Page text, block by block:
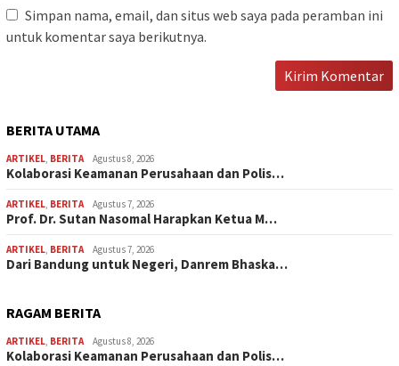
Simpan nama, email, dan situs web saya pada peramban ini
untuk komentar saya berikutnya.
BERITA UTAMA
ARTIKEL, BERITA Agustus 8, 2026
Kolaborasi Keamanan Perusahaan dan Polis…
ARTIKEL, BERITA Agustus 7, 2026
Prof. Dr. Sutan Nasomal Harapkan Ketua M…
ARTIKEL, BERITA Agustus 7, 2026
Dari Bandung untuk Negeri, Danrem Bhaska…
RAGAM BERITA
ARTIKEL, BERITA Agustus 8, 2026
Kolaborasi Keamanan Perusahaan dan Polis…